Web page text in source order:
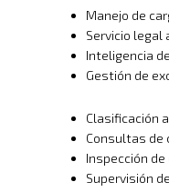
Manejo de
Servicio legal
Inteligencia
Gestión de
Clasificación
Consultas de
Inspección
Supervisión